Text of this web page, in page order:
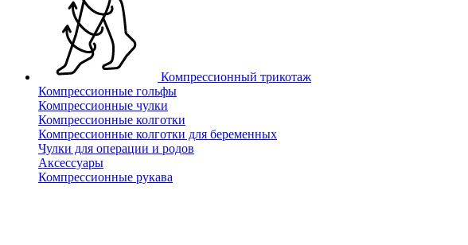
Компрессионный трикотаж
Компрессионные гольфы
Компрессионные чулки
Компрессионные колготки
Компрессионные колготки для беременных
Чулки для операции и родов
Аксессуары
Компрессионные рукава